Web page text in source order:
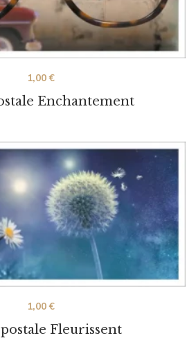
Enchantement
1,00€
Fleurissent
1,00€